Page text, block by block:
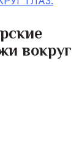
вокруг